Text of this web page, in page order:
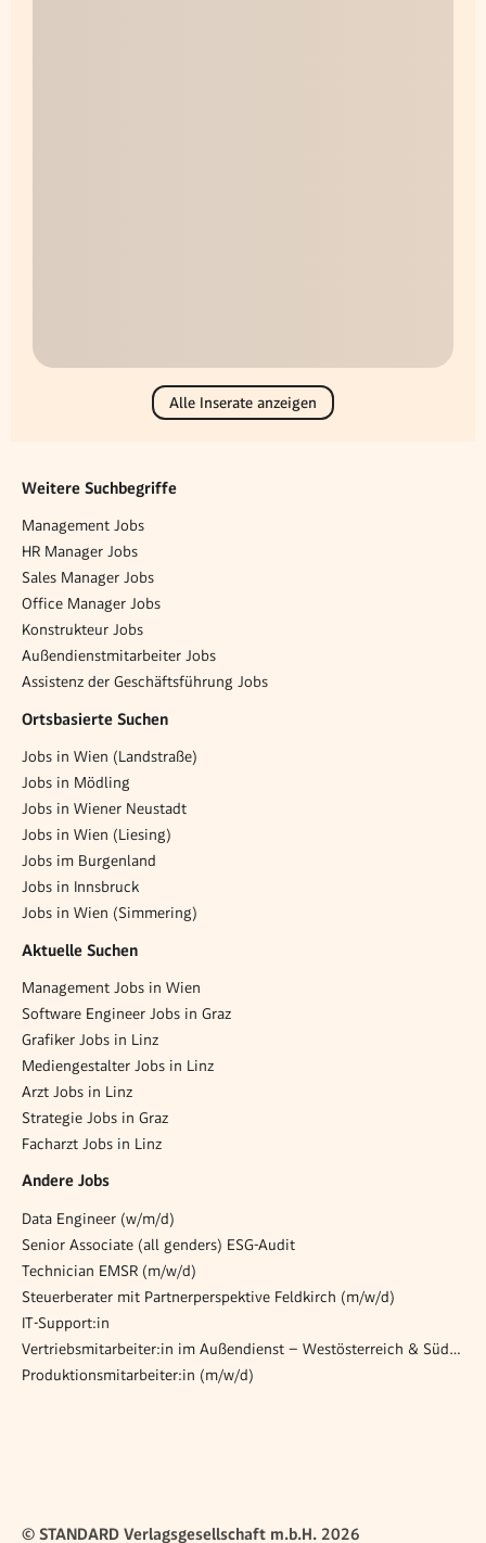
Alle Inserate anzeigen
Weitere Suchbegriffe
Management Jobs
HR Manager Jobs
Sales Manager Jobs
Office Manager Jobs
Konstrukteur Jobs
Außendienstmitarbeiter Jobs
Assistenz der Geschäftsführung Jobs
Ortsbasierte Suchen
Jobs in Wien (Landstraße)
Jobs in Mödling
Jobs in Wiener Neustadt
Jobs in Wien (Liesing)
Jobs im Burgenland
Jobs in Innsbruck
Jobs in Wien (Simmering)
Aktuelle Suchen
Management Jobs in Wien
Software Engineer Jobs in Graz
Grafiker Jobs in Linz
Mediengestalter Jobs in Linz
Arzt Jobs in Linz
Strategie Jobs in Graz
Facharzt Jobs in Linz
Andere Jobs
Data Engineer (w/m/d)
Senior Associate (all genders) ESG-Audit
Technician EMSR (m/w/d)
Steuerberater mit Partnerperspektive Feldkirch (m/w/d)
IT-Support:in
Vertriebsmitarbeiter:in im Außendienst – Westösterreich & Süddeutschland
Produktionsmitarbeiter:in (m/w/d)
© STANDARD Verlagsgesellschaft m.b.H. 2026